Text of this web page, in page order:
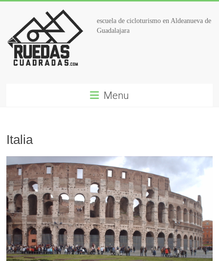
escuela de cicloturismo en Aldeanueva de
Guadalajara
Menu
Italia